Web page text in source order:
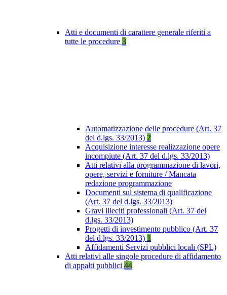
Atti e documenti di carattere generale riferiti a
tutte le procedure 3
Automatizzazione delle procedure (Art. 37
del d.lgs. 33/2013) 2
Acquisizione interesse realizzazione opere
incompiute (Art. 37 del d.lgs. 33/2013)
Atti relativi alla programmazione di lavori,
opere, servizi e forniture / Mancata
redazione programmazione
Documenti sul sistema di qualificazione
(Art. 37 del d.lgs. 33/2013)
Gravi illeciti professionali (Art. 37 del
d.lgs. 33/2013)
Progetti di investimento pubblico (Art. 37
del d.lgs. 33/2013) 1
Affidamenti Servizi pubblici locali (SPL)
Atti relativi alle singole procedure di affidamento
di appalti pubblici 44